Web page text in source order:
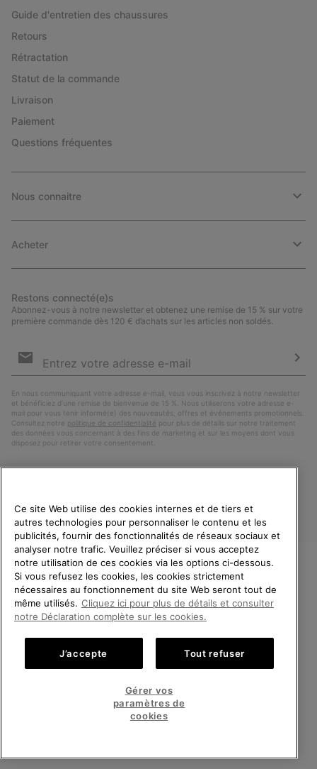
Guide d'entretien des chaussures
Retours
Rétractation
Statut de la commande
Livraison
Paiement
Questions fréquentes
Nous connaitre
Acheter
Restons connecté(e)s
Abonnez-vous à notre newsletter et obtenez une remise de 15 % sur votre
première commande dès 120 € d’achats sur les articles non soldés.
par
En nous communiquant votre adresse e-mail, vous vous inscrivez à notre newsletter
et bénéficiez d’une remise de bienvenue de 15 %. Nous utiliserons votre adresse e-
mail pour vous tenir informé(e) des nouveautés, offres et événements promotionnels.
Consultez notre politique de confidentialité pour plus de détails sur notre traitement
des données vous concernant à des fins de marketing et sur les moyens dont vous
disposez pour retirer votre consentement.
France
©2026 SOREL. Tous droits réservés.
Conditions Générales de Vente Garanties Légales
Impressum Public CBCR
Service client: Lun - Sam de 9h à 13h et de 14h à 18h
BIENVENUE CHEZ SOREL.
VEUILLEZ SÉLECTIONNER
VOTRE PAYS DE LIVRAISON.
Achats en ligne disponibles
VOIR TOUS LES PAYS
Ce site Web utilise des cookies internes et de tiers et
autres technologies pour personnaliser le contenu et les
publicités, fournir des fonctionnalités de réseaux sociaux et
analyser notre trafic. Veuillez préciser si vous acceptez
notre utilisation de ces cookies via les options ci-dessous.
Si vous refusez les cookies, les cookies strictement
nécessaires au fonctionnement du site Web seront tout de
même utilisés. Cliquez ici pour plus de détails et consulter
notre Déclaration complète sur les cookies.
J’accepte Tout refuser
Gérer vos
paramètres de
cookies